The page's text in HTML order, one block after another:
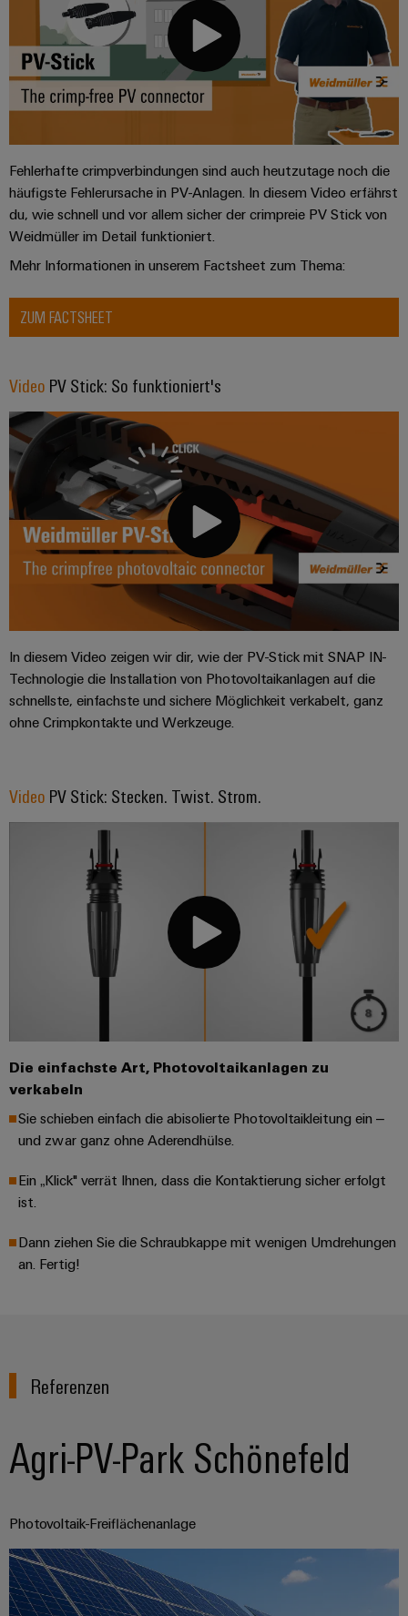
Fehlerhafte crimpverbindungen sind auch heutzutage noch die
häufigste Fehlerursache in PV-Anlagen. In diesem Video erfährst
du, wie schnell und vor allem sicher der crimpreie PV Stick von
Weidmüller im Detail funktioniert.
Mehr Informationen in unserem Factsheet zum Thema:
ZUM FACTSHEET
Video PV Stick: So funktioniert's
In diesem Video zeigen wir dir, wie der PV-Stick mit SNAP IN-
Technologie die Installation von Photovoltaikanlagen auf die
schnellste, einfachste und sichere Möglichkeit verkabelt, ganz
ohne Crimpkontakte und Werkzeuge.
Video PV Stick: Stecken. Twist. Strom.
Die einfachste Art, Photovoltaikanlagen zu
verkabeln
Sie schieben einfach die abisolierte Photovoltaikleitung ein –
und zwar ganz ohne Aderendhülse.
Ein „Klick" verrät Ihnen, dass die Kontaktierung sicher erfolgt
ist.
Dann ziehen Sie die Schraubkappe mit wenigen Umdrehungen
an. Fertig!
Referenzen
Agri-PV-Park Schönefeld
Photovoltaik-Freiflächenanlage